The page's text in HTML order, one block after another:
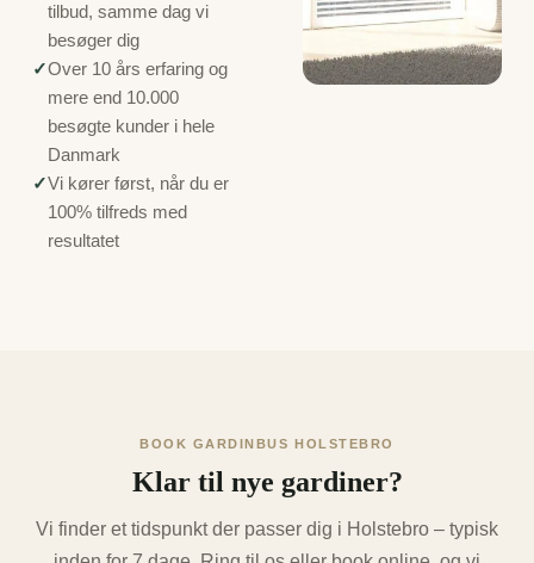
tilbud, samme dag vi
besøger dig
✓Over 10 års erfaring og
mere end 10.000
besøgte kunder i hele
Danmark
✓Vi kører først, når du er
100% tilfreds med
resultatet
BOOK GARDINBUS HOLSTEBRO
Klar til nye gardiner?
Vi finder et tidspunkt der passer dig i Holstebro – typisk